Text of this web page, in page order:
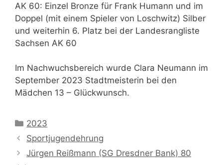
AK 60: Einzel Bronze für Frank Humann und im
Doppel (mit einem Spieler von Loschwitz) Silber
und weiterhin 6. Platz bei der Landesrangliste
Sachsen AK 60
Im Nachwuchsbereich wurde Clara Neumann im
September 2023 Stadtmeisterin bei den
Mädchen 13 – Glückwunsch.
Kategorien
2023
Sportjugendehrung
Jürgen Reißmann (SG Dresdner Bank) 80